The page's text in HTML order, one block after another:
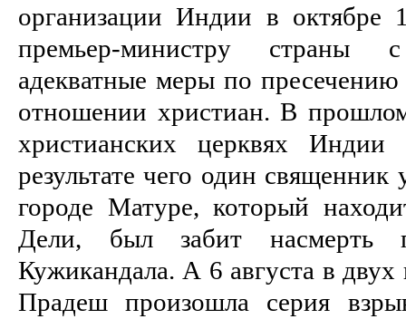
организации Индии в октябре
премьер-министру стра­ны
адекватные меры по пресечению
отношении христи­ан. В
христианских церквях
результате чего один священник
городе Матуре, кото­рый
Дели, был забит насмерть
Кужикандала. А 6 августа в
Прадеш произошла серия